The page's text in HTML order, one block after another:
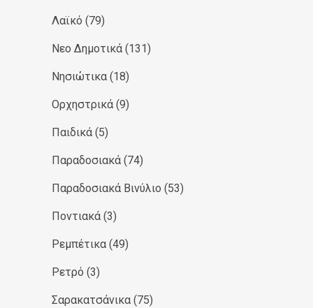
Λαϊκό (79)
Νεο Δημοτικά (131)
Νησιώτικα (18)
Ορχηστρικά (9)
Παιδικά (5)
Παραδοσιακά (74)
Παραδοσιακά Βινύλιο (53)
Ποντιακά (3)
Ρεμπέτικα (49)
Ρετρό (3)
Σαρακατσάνικα (75)